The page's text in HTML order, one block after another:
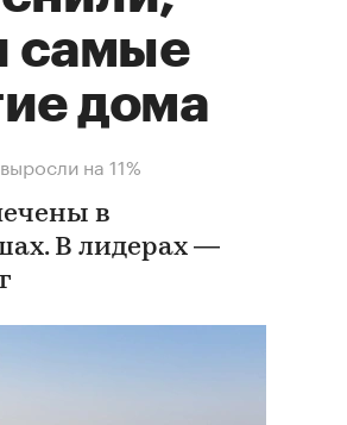
самые
дома
на 11%
в
В лидерах —